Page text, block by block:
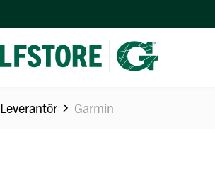
Leverantör Garmin